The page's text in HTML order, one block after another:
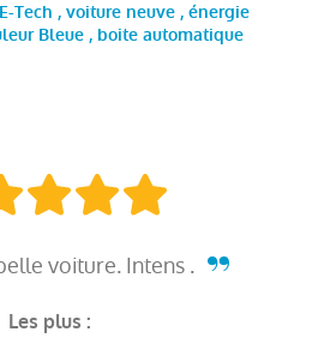
Tech , voiture neuve , énergie
Bleue , boite automatique
voiture. Intens .
Les plus :